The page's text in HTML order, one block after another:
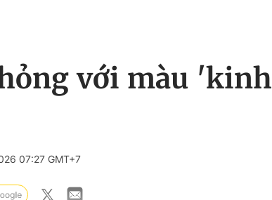
với màu 'kinh
07:27 GMT+7